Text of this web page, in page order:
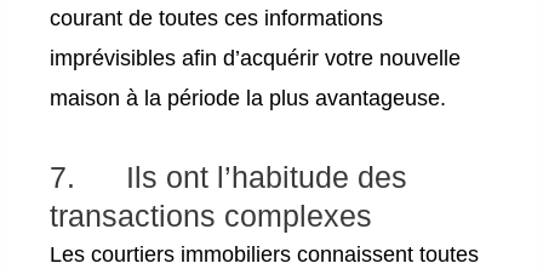
courant de toutes ces informations
imprévisibles afin d’acquérir votre nouvelle
maison à la période la plus avantageuse.
7. Ils ont l’habitude des
transactions complexes
Les courtiers immobiliers connaissent toutes